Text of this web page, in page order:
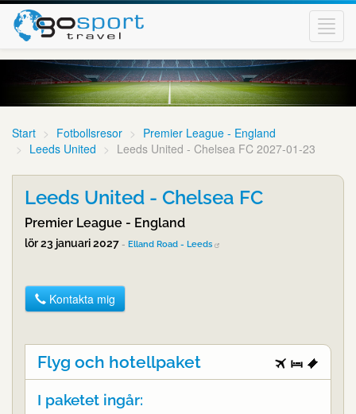
Start Fotbollsresor
Premier League - England
Leeds United
Leeds United - Chelsea FC 2027-01-23
Leeds United - Chelsea FC
Premier League - England
lör 23 januari 2027 - Elland Road - Leeds
Kontakta mig
Flyg och hotellpaket
I paketet ingår: